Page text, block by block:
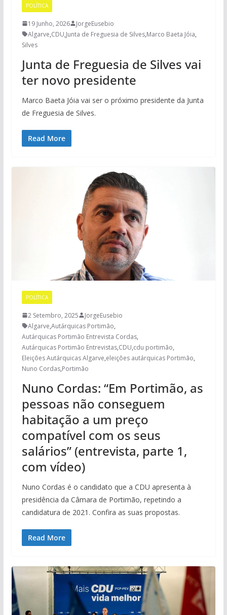
POLÍTICA
19 Junho, 2026
JorgeEusebio
Algarve,CDU,Junta de Freguesia de Silves,Marco Baeta Jóia,
Silves
Junta de Freguesia de Silves vai
ter novo presidente
Marco Baeta Jóia vai ser o próximo presidente da Junta
de Freguesia de Silves.
Read More
POLÍTICA
2 Setembro, 2025
JorgeEusebio
Algarve,Autárquicas Portimão,
Autárquicas Portimão Entrevista Cordas,
Autárquicas Portimão Entrevistas,CDU,cdu portimão,
Eleições Autárquicas Algarve,eleições autárquicas Portimão,
Nuno Cordas,Portimão
Nuno Cordas: “Em Portimão, as
pessoas não conseguem
habitação a um preço
compatível com os seus
salários” (entrevista, parte 1,
com vídeo)
Nuno Cordas é o candidato que a CDU apresenta à
presidência da Câmara de Portimão, repetindo a
candidatura de 2021. Confira as suas propostas.
Read More